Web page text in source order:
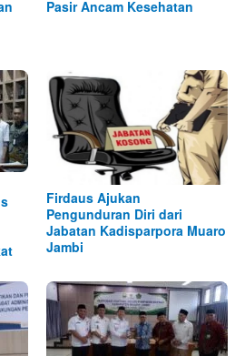
Pasir Ancam Kesehatan
Firdaus Ajukan
Pengunduran Diri dari
Jabatan Kadisparpora Muaro
Jambi